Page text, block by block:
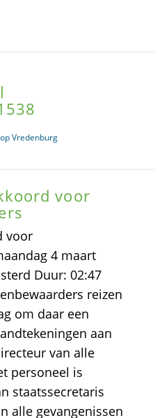
Vredenburg
voor
voor
4 maart
Duur: 02:47
reizen
om daar een
aan
van alle
personeel is
staatssecretaris
alle gevangenissen